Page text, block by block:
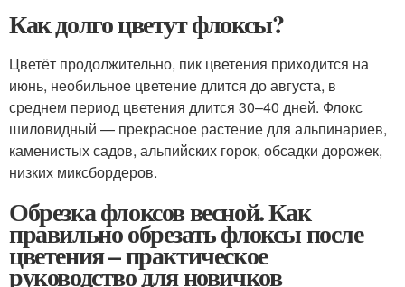
Как долго цветут флоксы?
Цветёт продолжительно, пик цветения приходится на
июнь, необильное цветение длится до августа, в
среднем период цветения длится 30–40 дней. Флокс
шиловидный — прекрасное растение для альпинариев,
каменистых садов, альпийских горок, обсадки дорожек,
низких миксбордеров.
Обрезка флоксов весной. Как
правильно обрезать флоксы после
цветения – практическое
руководство для новичков